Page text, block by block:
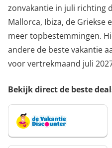
zonvakantie in juli richting
Mallorca, Ibiza, de Griekse
meer topbestemmingen.
andere de beste vakantie
voor vertrekmaand juli
Bekijk direct de beste